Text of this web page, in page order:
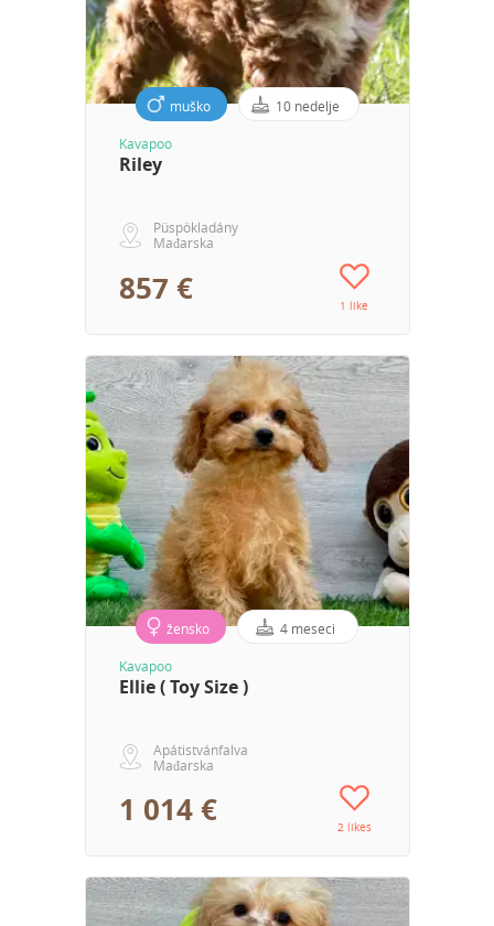
muško 10 nedelje
Kavapoo
Riley
Püspökladány
Mađarska
857 € 1 like
žensko 4 meseci
Kavapoo
Ellie ( Toy Size )
Apátistvánfalva
Mađarska
1 014 € 2 likes